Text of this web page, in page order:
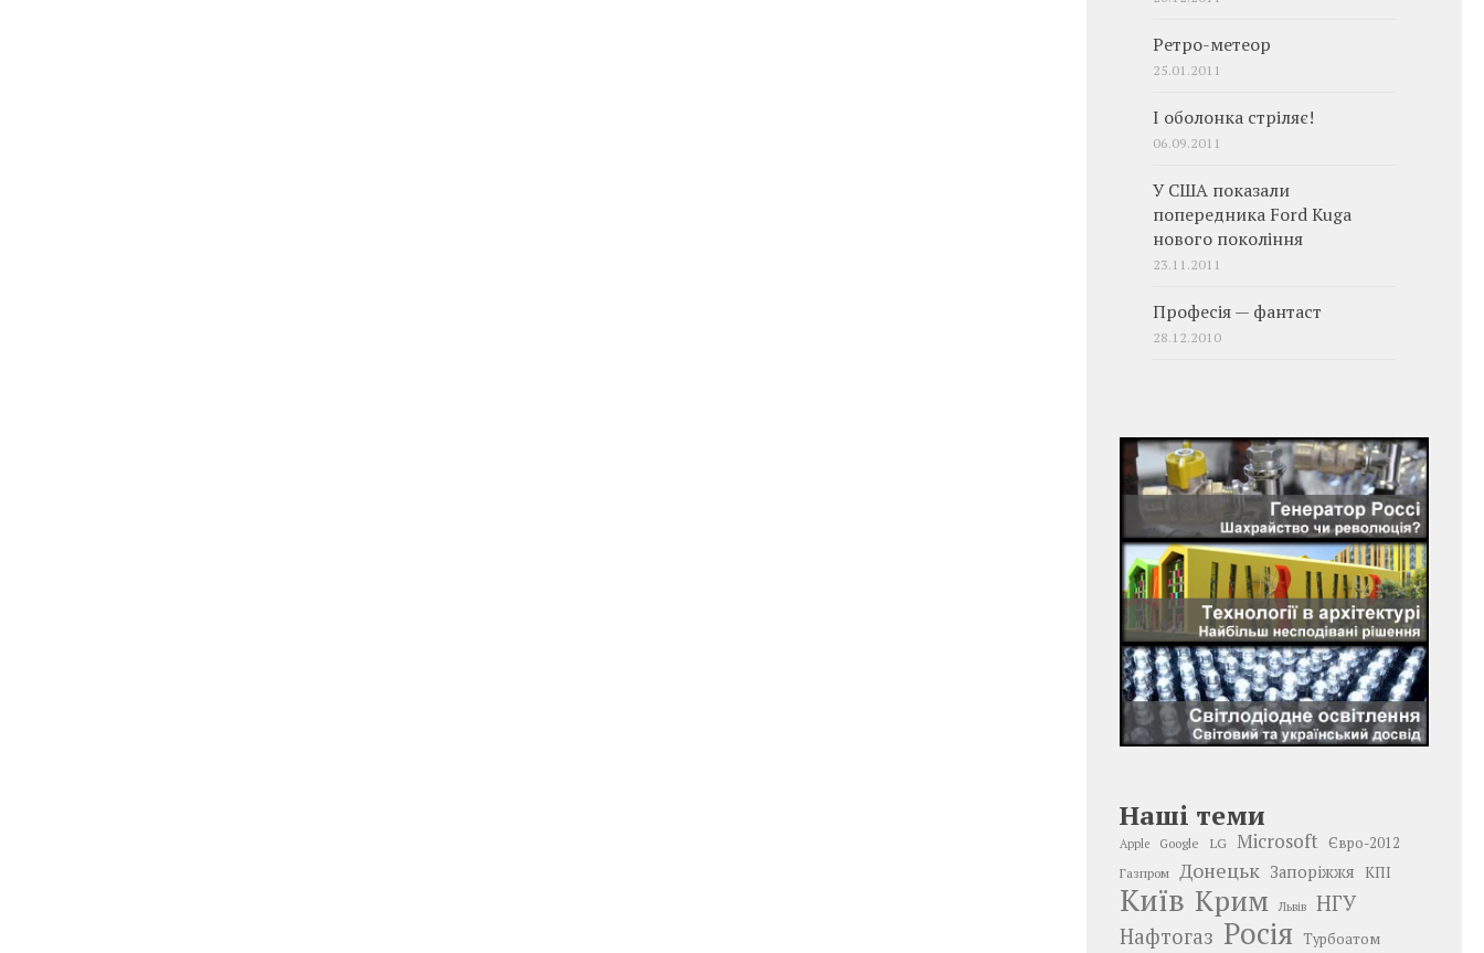
Ретро-метеор
25.01.2011
І оболонка стріляє!
06.09.2011
У США показали
попередника Ford Kuga
нового покоління
23.11.2011
Професія — фантаст
28.12.2010
Наші теми
Apple Google LG Microsoft Євро-2012
Газпром Донецьк Запоріжжя КПІ
Київ Крим Львів
НГУ
Нафтогаз Росія Турбоатом